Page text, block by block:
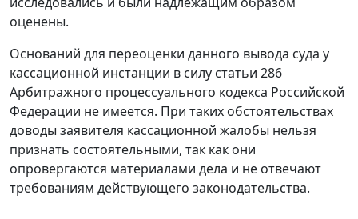
оценены.
Оснований для переоценки данного вывода суда у
кассационной инстанции в силу статьи 286
Арбитражного процессуального кодекса Российской
Федерации не имеется. При таких обстоятельствах
доводы заявителя кассационной жалобы нельзя
признать состоятельными, так как они
опровергаются материалами дела и не отвечают
требованиям действующего законодательства.